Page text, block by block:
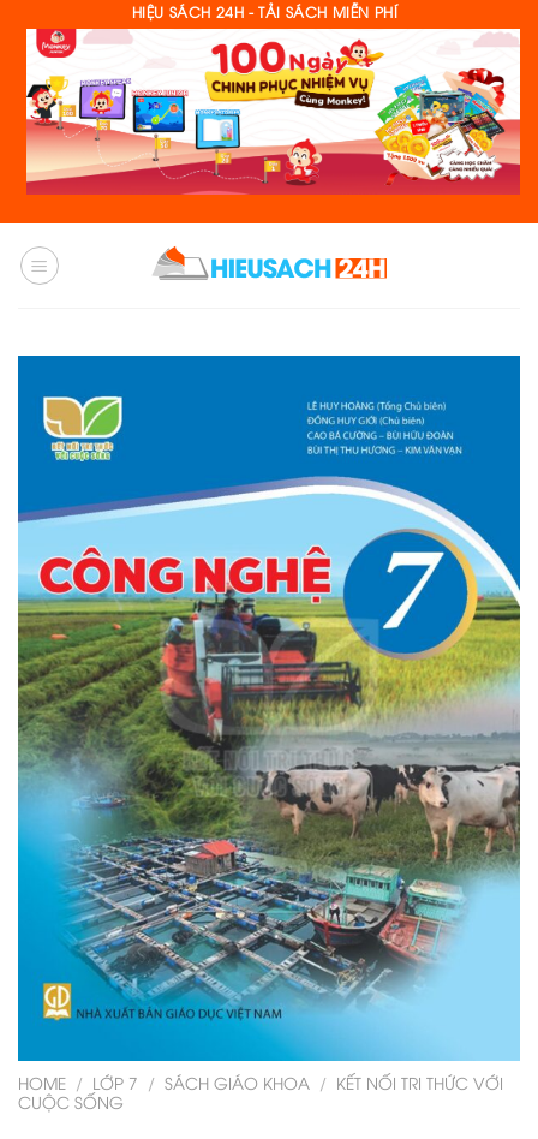
content
HIỆU SÁCH 24H - TẢI SÁCH MIỄN PHÍ
HOME / LỚP 7 / SÁCH GIÁO KHOA / KẾT NỐI TRI THỨC VỚI
CUỘC SỐNG